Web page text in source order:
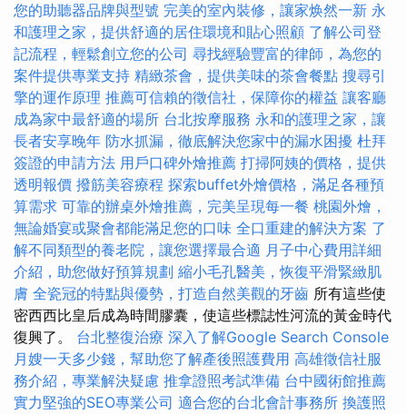
您的助聽器品牌與型號 完美的室內裝修，讓家焕然一新 永
和護理之家，提供舒適的居住環境和貼心照顧 了解公司登
記流程，輕鬆創立您的公司 尋找經驗豐富的律師，為您的
案件提供專業支持 精緻茶會，提供美味的茶會餐點 搜尋引
擎的運作原理 推薦可信賴的徵信社，保障你的權益 讓客廳
成為家中最舒適的場所 台北按摩服務 永和的護理之家，讓
長者安享晚年 防水抓漏，徹底解決您家中的漏水困擾 杜拜
簽證的申請方法 用戶口碑外燴推薦 打掃阿姨的價格，提供
透明報價 撥筋美容療程 探索buffet外燴價格，滿足各種預
算需求 可靠的辦桌外燴推薦，完美呈現每一餐 桃園外燴，
無論婚宴或聚會都能滿足您的口味 全口重建的解決方案 了
解不同類型的養老院，讓您選擇最合適 月子中心費用詳細
介紹，助您做好預算規劃 縮小毛孔醫美，恢復平滑緊緻肌
膚 全瓷冠的特點與優勢，打造自然美觀的牙齒 所有這些使
密西西比皇后成為時間膠囊，使這些標誌性河流的黃金時代
復興了。 台北整復治療 深入了解Google Search Console
月嫂一天多少錢，幫助您了解產後照護費用 高雄徵信社服
務介紹，專業解決疑慮 推拿證照考試準備 台中國術館推薦
實力堅強的SEO專業公司 適合您的台北會計事務所 換護照